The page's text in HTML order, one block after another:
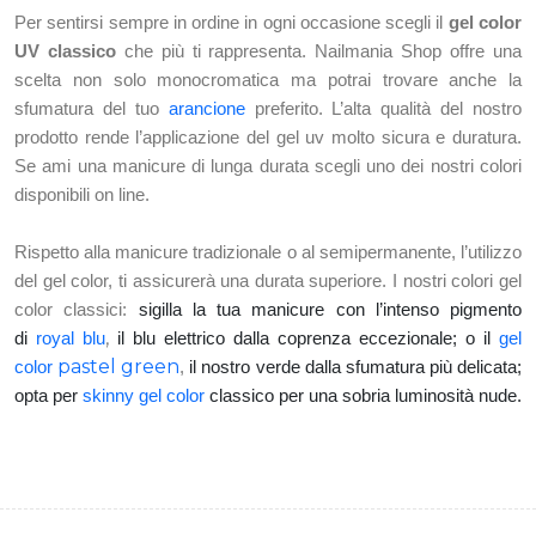
Per sentirsi sempre in ordine in ogni occasione scegli il gel color
UV classicoche più ti rappresenta. Nailmania Shop offre una
scelta non solo monocromatica ma potrai trovare anche la
sfumatura del tuo arancionepreferito. L’alta qualità del nostro
prodotto rende l’applicazione del gel uv molto sicura e duratura.
Se ami una manicure di lunga durata scegli uno dei nostri colori
disponibili on line.
Rispetto alla manicure tradizionale o al semipermanente, l’utilizzo
del gel color, ti assicurerà una durata superiore. I nostri colori gel
color classici: sigilla la tua manicure con l’intenso pigmento
di royal blu, il blu elettrico dalla coprenza eccezionale; o il gel
color pastel green, il nostro verde dalla sfumatura più delicata;
opta per skinny gel color classico per una sobria luminosità nude.